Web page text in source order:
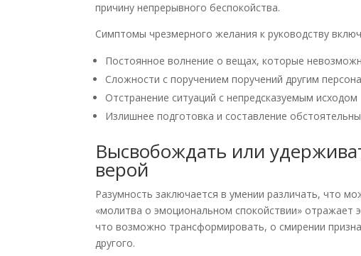
причину непрерывного беспокойства.
Симптомы чрезмерного желания к руководству
Постоянное волнение о вещах, которые
Сложности с поручением поручений другим
Отстранение ситуаций с непредсказуемым исходом
Излишнее подготовка и составление
Высвобождать или
верой
Разумность заключается в умении различать, что
«молитва о эмоциональном спокойствии»
что возможно трансформировать, о смирении
другого.